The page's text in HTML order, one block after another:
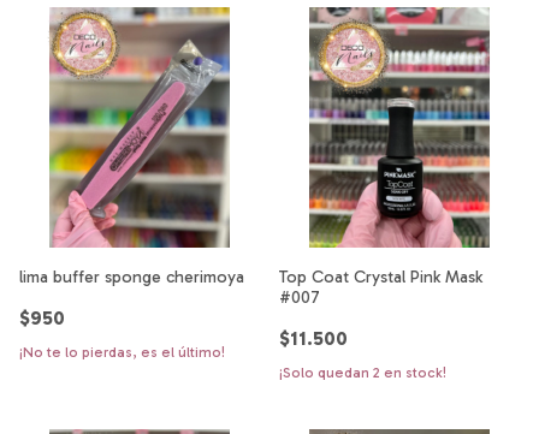
lima buffer sponge cherimoya
$950
¡No te lo pierdas, es el último!
Top Coat Crystal Pink Mask
#007
$11.500
¡Solo quedan 2 en stock!